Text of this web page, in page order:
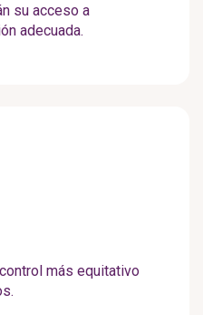
su acceso a
adecuada.
más equitativo